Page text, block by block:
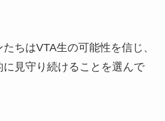
ちはVTA生の可能性を信じ、
見守り続けることを選んで